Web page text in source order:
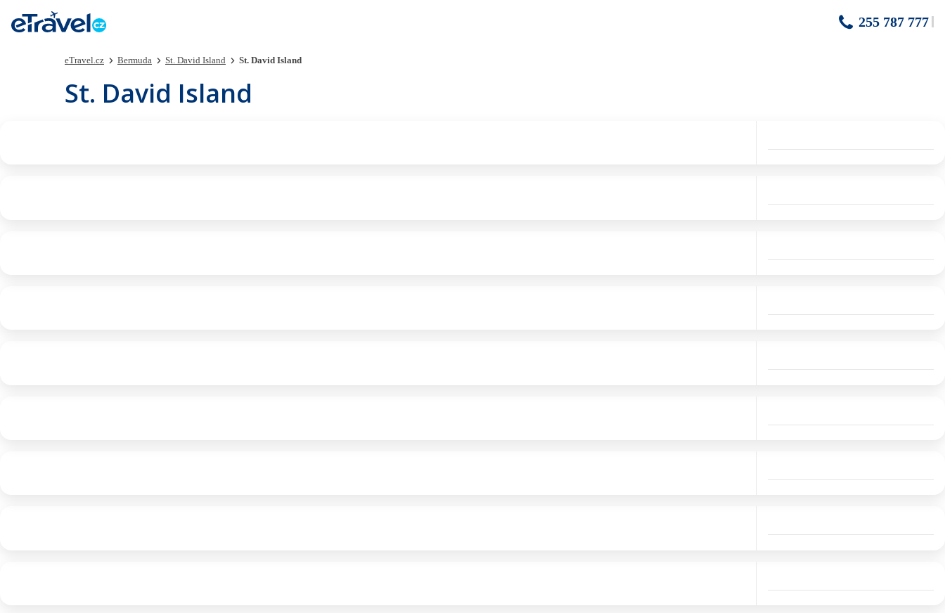
255 787 777
eTravel.cz Bermuda St. David Island St. David Island
St. David Island